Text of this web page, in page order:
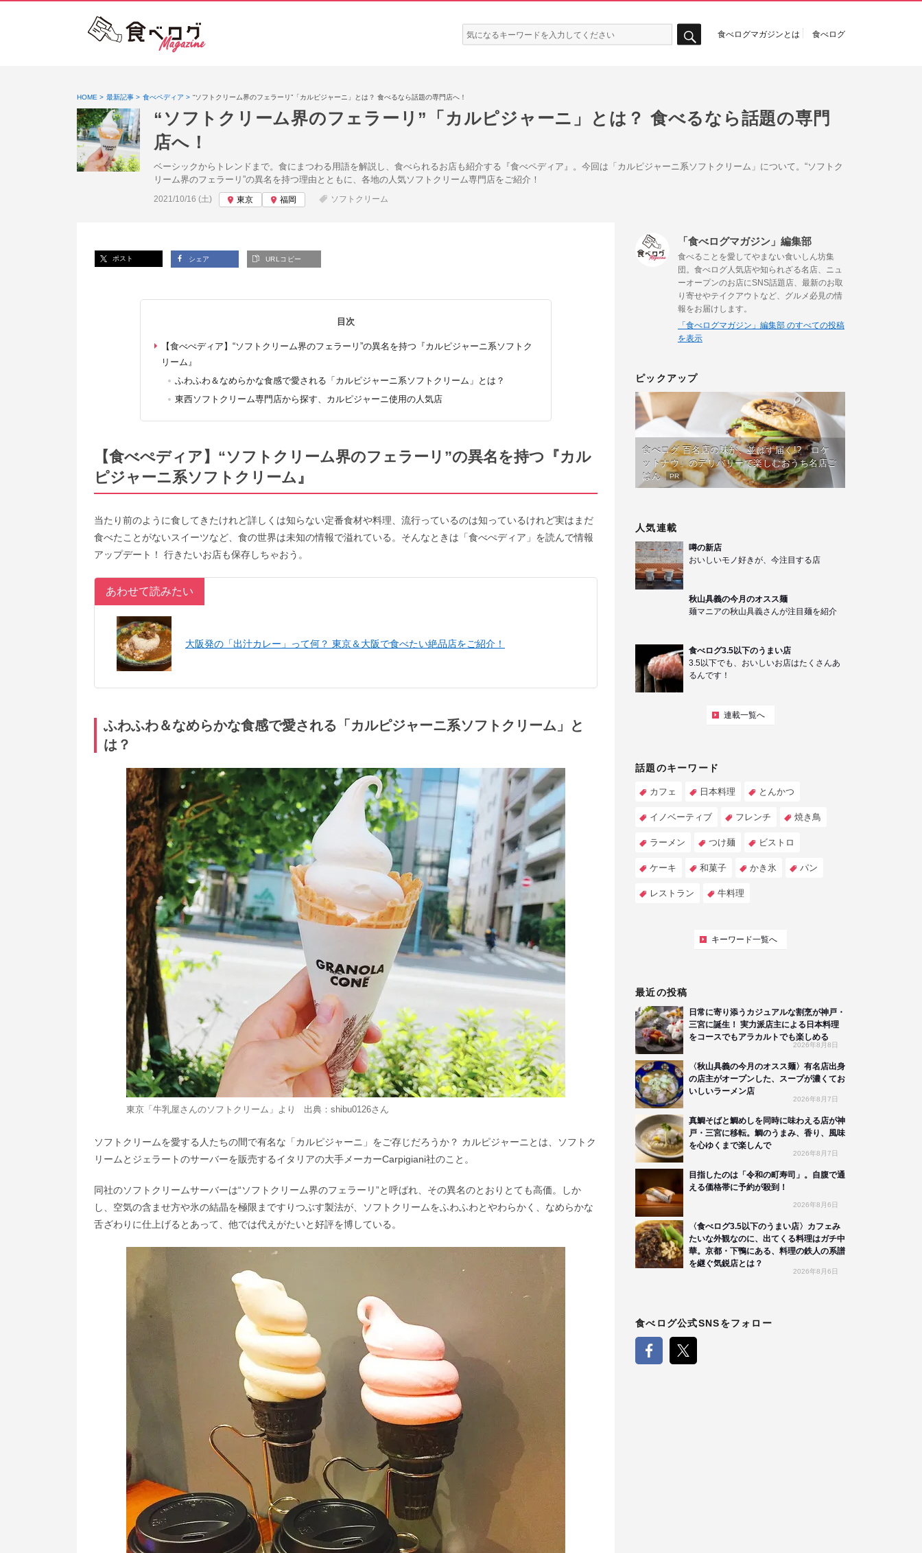
検
索:
食べログマガジンとは 食べログ
HOME 最新記事 食べペディア “ソフトクリーム界のフェラーリ”「カルピジャーニ」とは？ 食べるなら話題の専門店へ！
“ソフトクリーム界のフェラーリ”「カルピジャーニ」とは？ 食べるなら話題の専門
店へ！
ベーシックからトレンドまで。食にまつわる用語を解説し、食べられるお店も紹介する『食べペディア』。今回は「カルピジャーニ系ソフトクリーム」について。“ソフトク
リーム界のフェラーリ”の異名を持つ理由とともに、各地の人気ソフトクリーム専門店をご紹介！
投稿日:
2021/10/16 (土) 東京 福岡 ソフトクリーム
ポスト シェア URLコピー
目次
【食べぺディア】“ソフトクリーム界のフェラーリ”の異名を持つ『カルピジャーニ系ソフトク
リーム』
ふわふわ＆なめらかな食感で愛される「カルピジャーニ系ソフトクリーム」とは？
東西ソフトクリーム専門店から探す、カルピジャーニ使用の人気店
【食べぺディア】“ソフトクリーム界のフェラーリ”の異名を持つ『カル
ピジャーニ系ソフトクリーム』
当たり前のように食してきたけれど詳しくは知らない定番食材や料理、流行っているのは知っているけれど実はまだ
食べたことがないスイーツなど、食の世界は未知の情報で溢れている。そんなときは「食べぺディア」を読んで情報
アップデート！ 行きたいお店も保存しちゃおう。
あわせて読みたい
大阪発の「出汁カレー」って何？ 東京＆大阪で食べたい絶品店をご紹介！
ふわふわ＆なめらかな食感で愛される「カルピジャーニ系ソフトクリーム」と
は？
東京「牛乳屋さんのソフトクリーム」より 出典： shibu0126さん
ソフトクリームを愛する人たちの間で有名な「カルピジャーニ」をご存じだろうか？ カルピジャーニとは、ソフトク
リームとジェラートのサーバーを販売するイタリアの大手メーカーCarpigiani社のこと。
同社のソフトクリームサーバーは“ソフトクリーム界のフェラーリ”と呼ばれ、その異名のとおりとても高価。しか
し、空気の含ませ方や氷の結晶を極限まですりつぶす製法が、ソフトクリームをふわふわとやわらかく、なめらかな
舌ざわりに仕上げるとあって、他では代えがたいと好評を博している。
「食べログマガジン」編集部
食べることを愛してやまない食いしん坊集
団。食べログ人気店や知られざる名店、ニュ
ーオープンのお店にSNS話題店、最新のお取
り寄せやテイクアウトなど、グルメ必見の情
報をお届けします。
「食べログマガジン」編集部 のすべての投稿
を表示
ピックアップ
食べログ 百名店の味が、並ばず届く!?「ロケ
ットナウ」のデリバリーで楽しむおうち名店ご
はん
PR
人気連載
噂の新店
おいしいモノ好きが、今注目する店
秋山具義の今月のオスス麺
麺マニアの秋山具義さんが注目麺を紹介
食べログ3.5以下のうまい店
3.5以下でも、おいしいお店はたくさんあ
るんです！
連載一覧へ
話題のキーワード
カフェ 日本料理 とんかつ
イノベーティブ フレンチ 焼き鳥
ラーメン つけ麺 ビストロ
ケーキ 和菓子 かき氷 パン
レストラン 牛料理
キーワード一覧へ
最近の投稿
日常に寄り添うカジュアルな割烹が神戸・
三宮に誕生！ 実力派店主による日本料理
をコースでもアラカルトでも楽しめる
2026年8月8日
〈秋山具義の今月のオスス麺〉有名店出身
の店主がオープンした、スープが濃くてお
いしいラーメン店
2026年8月7日
真鯛そばと鯛めしを同時に味わえる店が神
戸・三宮に移転。鯛のうまみ、香り、風味
を心ゆくまで楽しんで
2026年8月7日
目指したのは「令和の町寿司」。自腹で通
える価格帯に予約が殺到！
2026年8月6日
〈食べログ3.5以下のうまい店〉カフェみ
たいな外観なのに、出てくる料理はガチ中
華。京都・下鴨にある、料理の鉄人の系譜
を継ぐ気鋭店とは？
2026年8月6日
食べログ公式SNSをフォロー